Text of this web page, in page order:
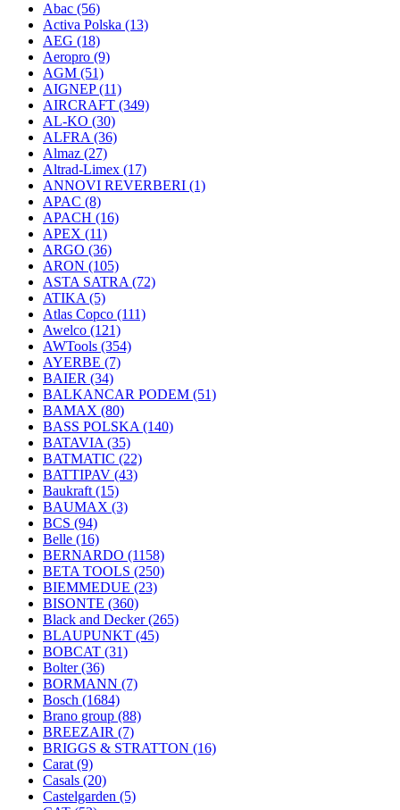
Abac (56)
Activa Polska (13)
AEG (18)
Aeropro (9)
AGM (51)
AIGNEP(11)
AIRCRAFT (349)
AL-KO (30)
ALFRA (36)
Almaz (27)
Altrad-Limex (17)
ANNOVI REVERBERI (1)
APAC (8)
APACH (16)
APEX (11)
ARGO (36)
ARON (105)
ASTA SATRA (72)
ATIKA (5)
Atlas Copco (111)
Awelco (121)
AWTools (354)
AYERBE (7)
BAIER (34)
BALKANCAR PODEM (51)
BAMAX (80)
BASS POLSKA (140)
BATAVIA (35)
BATMATIC (22)
BATTIPAV (43)
Baukraft (15)
BAUMAX (3)
BCS (94)
Belle (16)
BERNARDO (1158)
BETA TOOLS (250)
BIEMMEDUE (23)
BISONTE (360)
Black and Decker(265)
BLAUPUNKT (45)
BOBCAT (31)
Bolter(36)
BORMANN (7)
Bosch (1684)
Brano group (88)
BREEZAIR (7)
BRIGGS & STRATTON (16)
Carat (9)
Casals (20)
Castelgarden (5)